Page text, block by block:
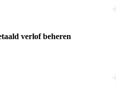
verlof beheren